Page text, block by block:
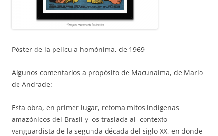
Póster de la película homónima, de 1969
Algunos comentarios a propósito de Macunaíma, de Mario
de Andrade:
Esta obra, en primer lugar, retoma mitos indígenas
amazónicos del Brasil y los traslada al contexto
vanguardista de la segunda década del siglo XX, en donde